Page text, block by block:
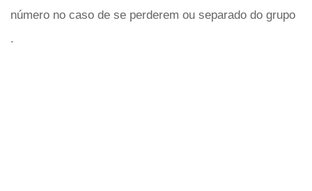
número no caso de se perderem ou separado do grupo
.